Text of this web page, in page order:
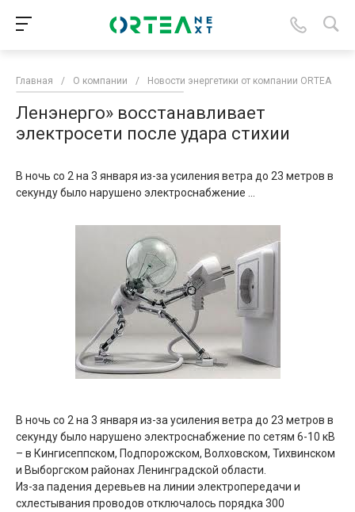
Главная / О компании / Новости энергетики от компании ORTEA
Ленэнерго» восстанавливает
электросети после удара стихии
В ночь со 2 на 3 января из-за усиления ветра до 23 метров в
секунду было нарушено электроснабжение ...
В ночь со 2 на 3 января из-за усиления ветра до 23 метров в
секунду было нарушено электроснабжение по сетям 6-10 кВ
– в Кингисеппском, Подпорожском, Волховском, Тихвинском
и Выборгском районах Ленинградской области.
Из-за падения деревьев на линии электропередачи и
схлестывания проводов отключалось порядка 300